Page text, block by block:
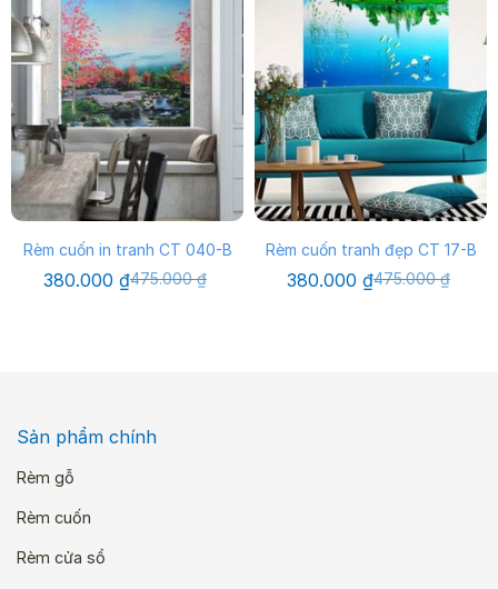
Rèm cuốn in tranh CT 040-B
475.000₫
Giá
gốc
380.000 ₫Giá
hiện
Rèm cuốn tranh đẹp CT 17-B
475.000₫
Giá
gốc
380.000 ₫Giá
hiện
Sản phẩm chính
Rèm gỗ
Rèm cuốn
Rèm cửa sổ